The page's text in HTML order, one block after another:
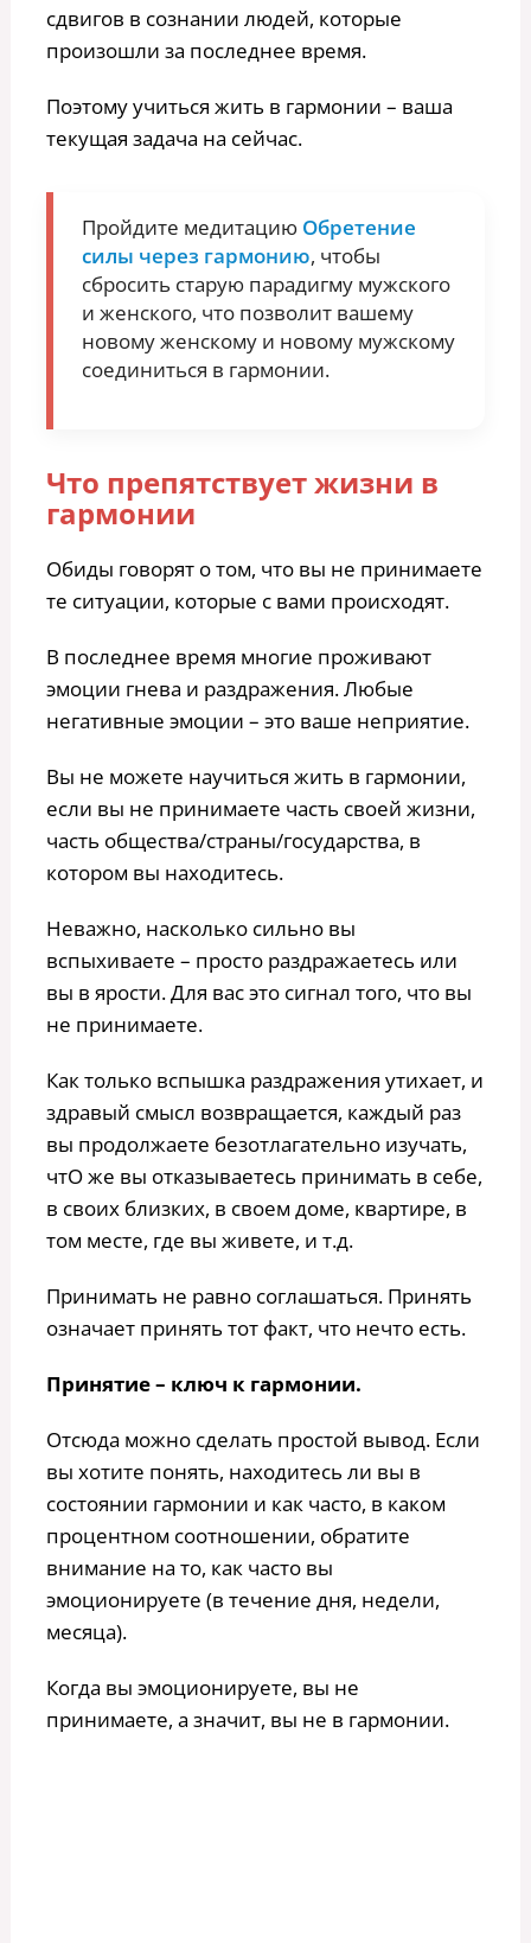
сдвигов в сознании людей, которые
произошли за последнее время.
Поэтому учиться жить в гармонии – ваша
текущая задача на сейчас.
Пройдите медитацию Обретение
силы через гармонию, чтобы
сбросить старую парадигму мужского
и женского, что позволит вашему
новому женскому и новому мужскому
соединиться в гармонии.
Что препятствует жизни в
гармонии
Обиды говорят о том, что вы не принимаете
те ситуации, которые с вами происходят.
В последнее время многие проживают
эмоции гнева и раздражения. Любые
негативные эмоции – это ваше неприятие.
Вы не можете научиться жить в гармонии,
если вы не принимаете часть своей жизни,
часть общества/страны/государства, в
котором вы находитесь.
Неважно, насколько сильно вы
вспыхиваете – просто раздражаетесь или
вы в ярости. Для вас это сигнал того, что вы
не принимаете.
Как только вспышка раздражения утихает, и
здравый смысл возвращается, каждый раз
вы продолжаете безотлагательно изучать,
чтО же вы отказываетесь принимать в себе,
в своих близких, в своем доме, квартире, в
том месте, где вы живете, и т.д.
Принимать не равно соглашаться. Принять
означает принять тот факт, что нечто есть.
Принятие – ключ к гармонии.
Отсюда можно сделать простой вывод. Если
вы хотите понять, находитесь ли вы в
состоянии гармонии и как часто, в каком
процентном соотношении, обратите
внимание на то, как часто вы
эмоционируете (в течение дня, недели,
месяца).
Когда вы эмоционируете, вы не
принимаете, а значит, вы не в гармонии.